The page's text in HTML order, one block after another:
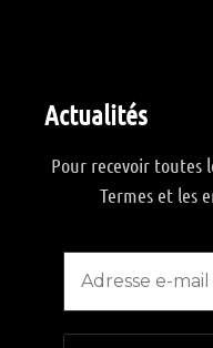
Actualités
Pour recevoir toutes
Termes et les